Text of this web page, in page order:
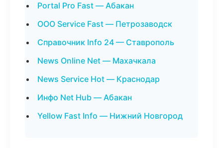
Portal Pro Fast — Абакан
ООО Service Fast — Петрозаводск
Справочник Info 24 — Ставрополь
News Online Net — Махачкала
News Service Hot — Краснодар
Инфо Net Hub — Абакан
Yellow Fast Info — Нижний Новгород